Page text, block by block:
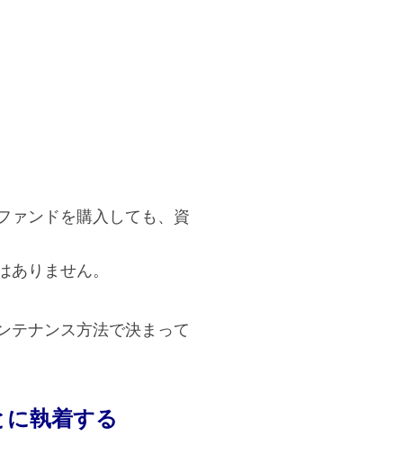
ァンドを購入しても、資
りません。
テナンス方法で決まって
執着する